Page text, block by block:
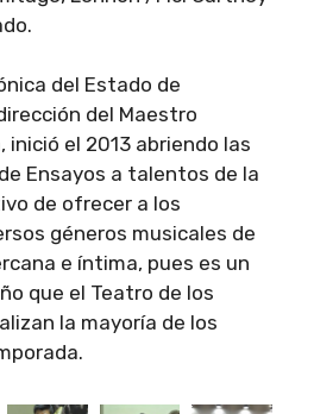
del Estado de
del Maestro
inició el 2013 abriendo las
Ensayos a talentos de la
de ofrecer a los
géneros musicales de
e íntima, pues es un
que el Teatro de los
la mayoría de los